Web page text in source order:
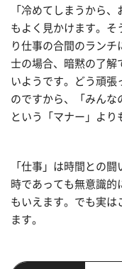
「冷めてしまうから
もよく見かけます。そ
り仕事の合間のランチ
士の場合、暗黙の了解
いようです。どう頑張
のですから、「みんな
という「マナー」より
「仕事」は時間との
時であっても無意識的
もいえます。でも実は
ます。